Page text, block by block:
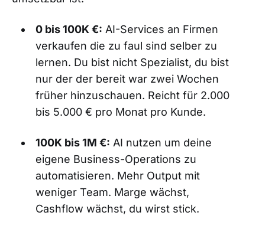
0 bis 100K €: AI-Services an Firmen
verkaufen die zu faul sind selber zu
lernen. Du bist nicht Spezialist, du bist
nur der der bereit war zwei Wochen
früher hinzuschauen. Reicht für 2.000
bis 5.000 € pro Monat pro Kunde.
100K bis 1M €: AI nutzen um deine
eigene Business-Operations zu
automatisieren. Mehr Output mit
weniger Team. Marge wächst,
Cashflow wächst, du wirst stick.